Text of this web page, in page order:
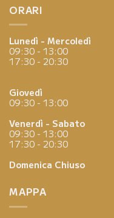
ORARI
Lunedì - Mercoledì
09:30 - 13:00
17:30 - 20:30
Giovedì
09:30 - 13:00
Venerdì - Sabato
09:30 - 13:00
17:30 - 20:30
Domenica Chiuso
MAPPA